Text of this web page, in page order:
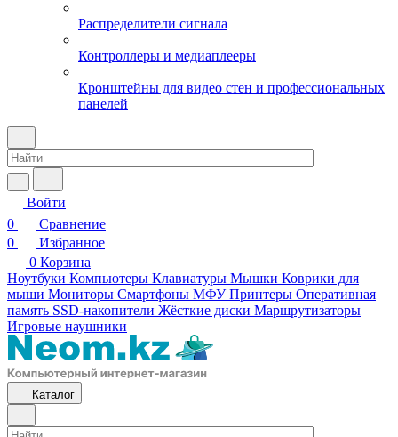
Распределители сигнала
Контроллеры и медиаплееры
Кронштейны для видео стен и профессиональных
панелей
Войти
0
Сравнение
0
Избранное
0 Корзина
Ноутбуки Компьютеры Клавиатуры Мышки Коврики для
мыши Мониторы Смартфоны МФУ Принтеры Оперативная
память SSD-накопители Жёсткие диски Маршрутизаторы
Игровые наушники
Каталог